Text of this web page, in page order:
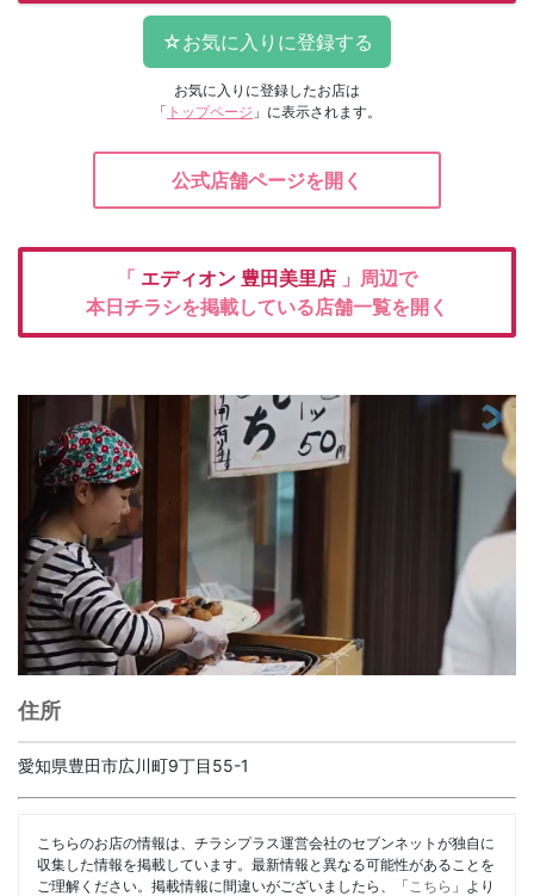
お気に入りに登録したお店は
「 トップページ 」に表示されます。
公式店舗ページを開く
「 エディオン 豊田美里店 」周辺で
本日チラシを掲載している店舗一覧を開く
住所
愛知県豊田市広川町9丁目55-1
こちらのお店の情報は、チラシプラス運営会社のセブンネットが独自に
収集した情報を掲載しています。最新情報と異なる可能性があることを
ご理解ください。掲載情報に間違いがございましたら、「 こちら 」より